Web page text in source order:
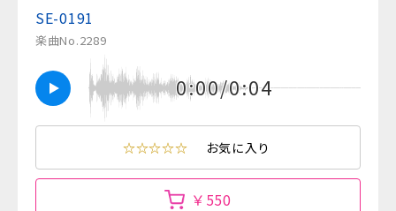
SE-0191
楽曲No.2289
0:00/0:04
☆☆☆☆☆ お気に入り
￥550